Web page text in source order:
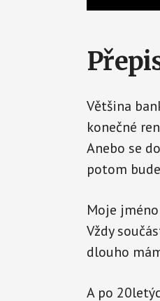
Většina
konečné
Anebo se
potom
Moje
Vždy
dlouho
A po